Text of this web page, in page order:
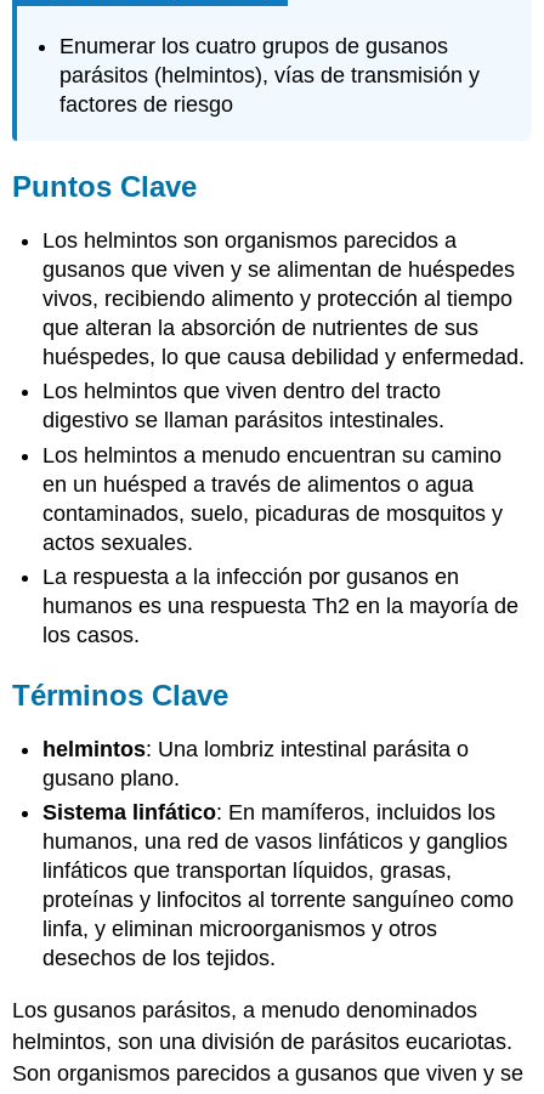
Enumerar los cuatro grupos de gusanos
parásitos (helmintos), vías de transmisión y
factores de riesgo
Puntos Clave
Los helmintos son organismos parecidos a
gusanos que viven y se alimentan de huéspedes
vivos, recibiendo alimento y protección al tiempo
que alteran la absorción de nutrientes de sus
huéspedes, lo que causa debilidad y enfermedad.
Los helmintos que viven dentro del tracto
digestivo se llaman parásitos intestinales.
Los helmintos a menudo encuentran su camino
en un huésped a través de alimentos o agua
contaminados, suelo, picaduras de mosquitos y
actos sexuales.
La respuesta a la infección por gusanos en
humanos es una respuesta Th2 en la mayoría de
los casos.
Términos Clave
helmintos: Una lombriz intestinal parásita o
gusano plano.
Sistema linfático: En mamíferos, incluidos los
humanos, una red de vasos linfáticos y ganglios
linfáticos que transportan líquidos, grasas,
proteínas y linfocitos al torrente sanguíneo como
linfa, y eliminan microorganismos y otros
desechos de los tejidos.
Los gusanos parásitos, a menudo denominados
helmintos, son una división de parásitos eucariotas.
Son organismos parecidos a gusanos que viven y se